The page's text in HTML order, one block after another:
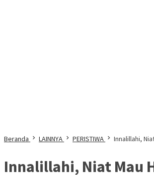
Beranda LAINNYA PERISTIWA Innalillahi,
Innalillahi, Niat Mau